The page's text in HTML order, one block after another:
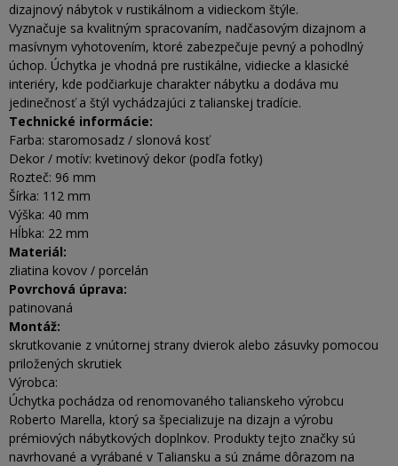
dizajnový nábytok v rustikálnom a vidieckom štýle.
Vyznačuje sa kvalitným spracovaním, nadčasovým dizajnom a
masívnym vyhotovením, ktoré zabezpečuje pevný a pohodlný
úchop. Úchytka je vhodná pre rustikálne, vidiecke a klasické
interiéry, kde podčiarkuje charakter nábytku a dodáva mu
jedinečnosť a štýl vychádzajúci z talianskej tradície.
Technické informácie:
Farba: staromosadz / slonová kosť
Dekor / motív: kvetinový dekor (podľa fotky)
Rozteč: 96 mm
Šírka: 112 mm
Výška: 40 mm
Hĺbka: 22 mm
Materiál:
zliatina kovov / porcelán
Povrchová úprava:
patinovaná
Montáž:
skrutkovanie z vnútornej strany dvierok alebo zásuvky pomocou
priložených skrutiek
Výrobca:
Úchytka pochádza od renomovaného talianskeho výrobcu
Roberto Marella, ktorý sa špecializuje na dizajn a výrobu
prémiových nábytkových doplnkov. Produkty tejto značky sú
navrhované a vyrábané v Taliansku a sú známe dôrazom na